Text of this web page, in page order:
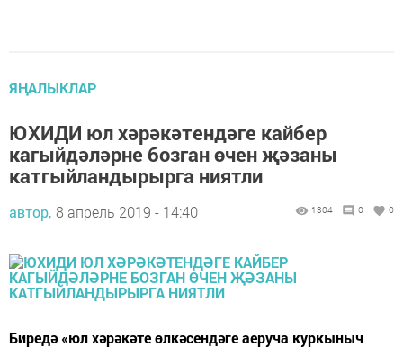
ЯҢАЛЫКЛАР
ЮХИДИ юл хәрәкәтендәге кайбер
кагыйдәләрне бозган өчен җәзаны
катгыйландырырга ниятли
автор, 8 апрель 2019 - 14:40 1304 0 0
Биредә «юл хәрәкәте өлкәсендәге аеруча куркыныч